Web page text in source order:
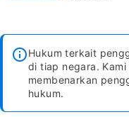
Hukum terkait
di tiap negara.
membenarkan
hukum.